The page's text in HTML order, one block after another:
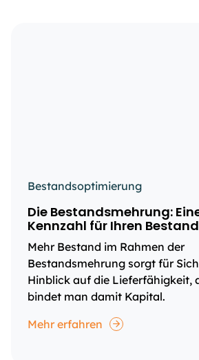
Bestandsoptimierung
Die Bestandsmehrung:
Kennzahl für Ihren Bestand
Mehr Bestand im Rahmen der
Bestandsmehrung sorgt für
Hinblick auf die Lieferfähigkeit,
bindet man damit Kapital.
Mehr erfahren